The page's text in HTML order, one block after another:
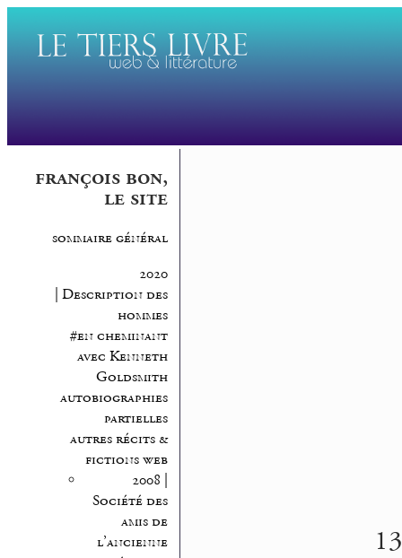
françois bon,
le site
sommaire général
2020
| Description des
hommes
#en cheminant
avec Kenneth
Goldsmith
autobiographies
partielles
autres récits &
fictions web
2008 |
Société des
amis de
l’ancienne